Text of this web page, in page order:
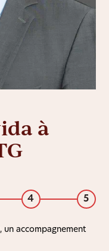
à
4 5
un accompagnement